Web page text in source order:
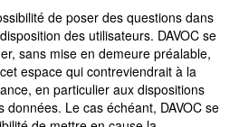
de poser des questions dans
des utilisateurs. DAVOC se
sans mise en demeure préalable,
espace qui contreviendrait à la
en particulier aux dispositions
données. Le cas échéant, DAVOC se